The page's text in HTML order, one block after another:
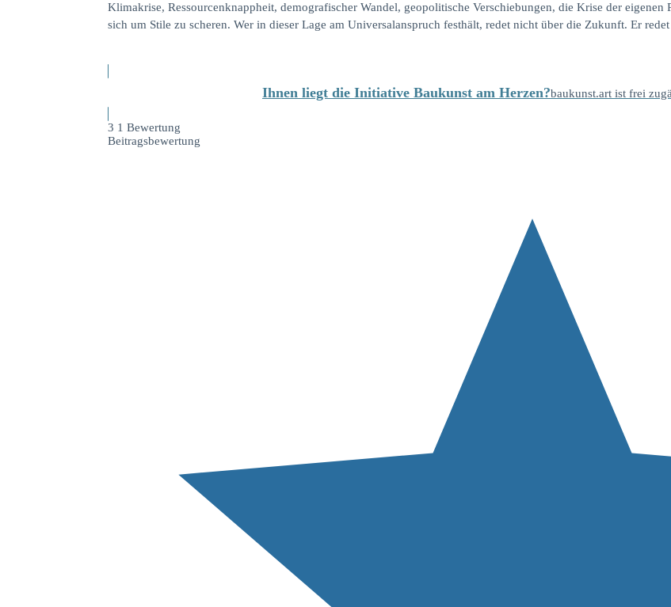
Klimakrise, Ressourcenknappheit, demografischer Wandel, geopolitische Verschiebungen, die Krise der
sich um Stile zu scheren. Wer in dieser Lage am Universalanspruch festhält, redet nicht über die Zukunft. Er
Ihnen liegt die Initiative Baukunst am Herzen?baukunst.art ist frei
3 1 Bewertung
Beitragsbewertung